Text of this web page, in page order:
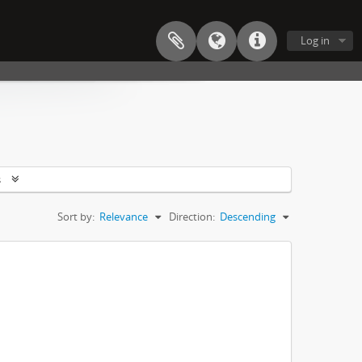
Log in
Sort by: Relevance Direction: Descending